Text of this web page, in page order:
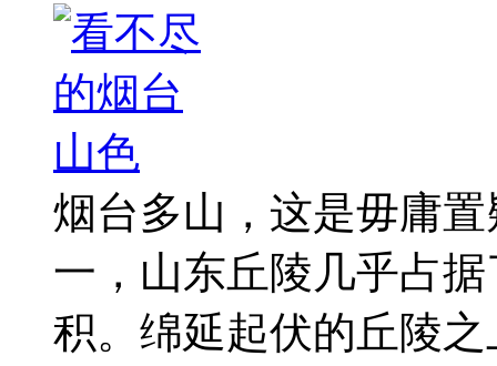
烟台多山，这是毋庸
一，山东丘陵几乎占
积。绵延起伏的丘陵